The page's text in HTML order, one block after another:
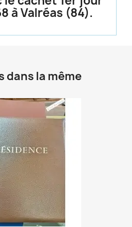
à Valréas (84).
dans la même